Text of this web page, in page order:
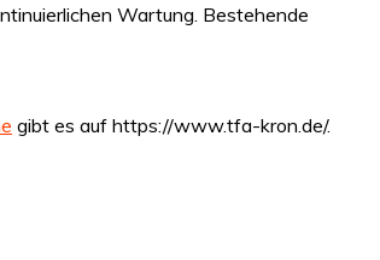
Wartung. Bestehende
gibt es auf https://www.tfa-kron.de/.